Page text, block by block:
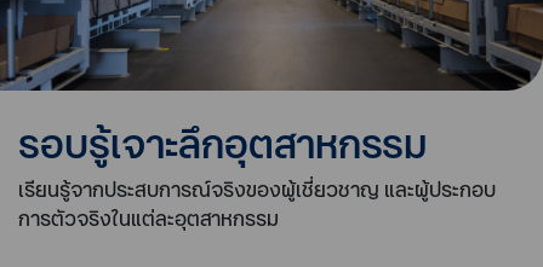
รอบรู้เจาะลึกอุตสาหกรรม
เรียนรู้จากประสบการณ์จริงของผู้เชี่ยวชาญ และผู้ประกอบ
การตัวจริงในแต่ละอุตสาหกรรม